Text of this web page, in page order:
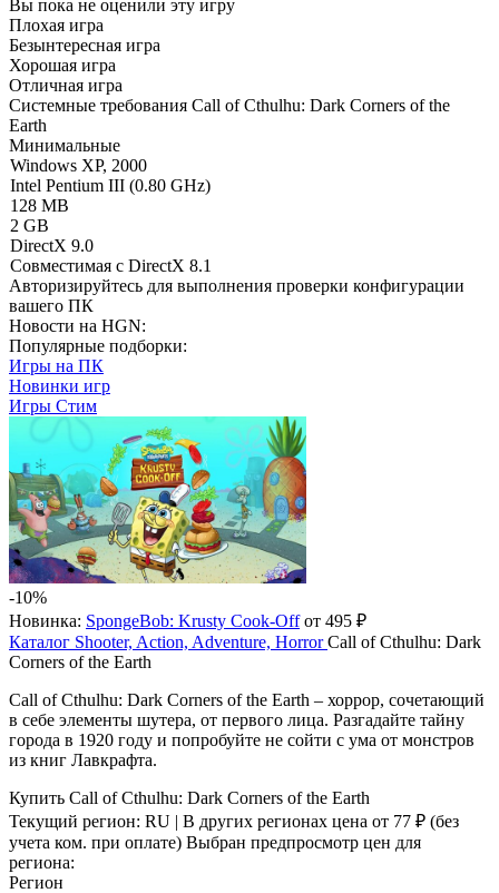
Вы пока не оценили эту игру
Плохая игра
Безынтересная игра
Хорошая игра
Отличная игра
Системные требования Call of Cthulhu: Dark Corners of the
Earth
Минимальные
Windows XP, 2000
Intel Pentium III (0.80 GHz)
128 MB
2 GB
DirectX 9.0
Совместимая с DirectX 8.1
Авторизируйтесь для выполнения проверки конфигурации
вашего ПК
Новости на HGN:
Популярные подборки:
Игры на ПК
Новинки игр
Игры Стим
-10%
Новинка: SpongeBob: Krusty Cook-Offот 495 ₽
Каталог Shooter, Action, Adventure, Horror Call of Cthulhu: Dark
Corners of the Earth
Call of Cthulhu: Dark Corners of the Earth – хоррор, сочетающий
в себе элементы шутера, от первого лица. Разгадайте тайну
города в 1920 году и попробуйте не сойти с ума от монстров
из книг Лавкрафта.
Купить Call of Cthulhu: Dark Corners of the Earth
Текущий регион: RU | В других регионах цена от 77 ₽ (без
учета ком. при оплате) Выбран предпросмотр цен для
региона:
Регион